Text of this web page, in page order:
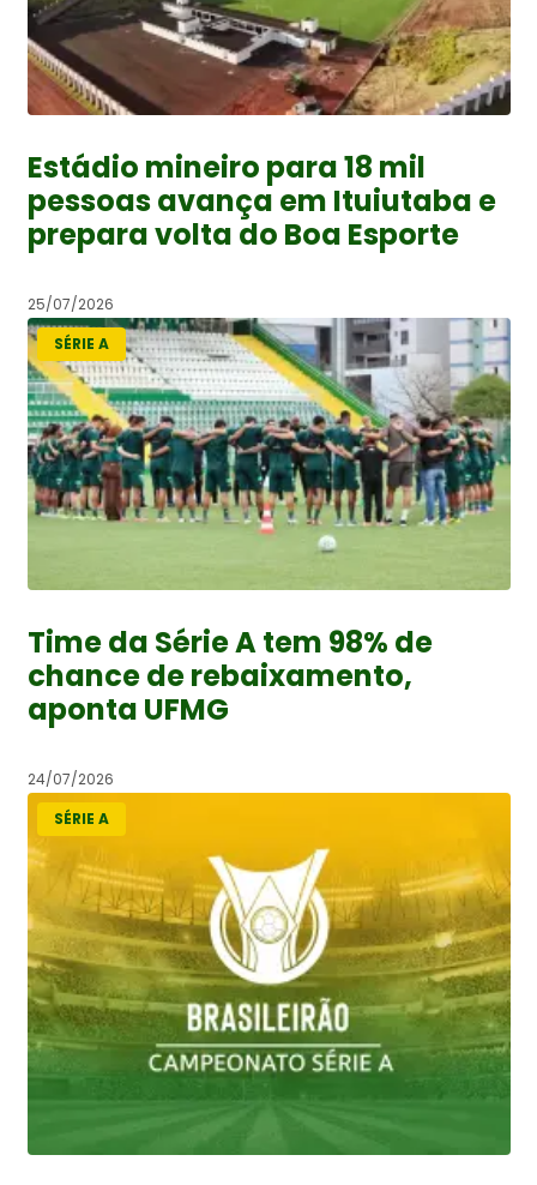
Estádio mineiro para 18 mil
pessoas avança em Ituiutaba e
prepara volta do Boa Esporte
25/07/2026
SÉRIE A
Time da Série A tem 98% de
chance de rebaixamento,
aponta UFMG
24/07/2026
SÉRIE A